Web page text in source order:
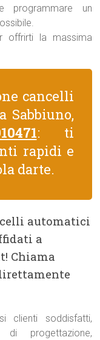
programmare un
offrirti la massima
cancelli
Sabbiuno,
: ti
rapidi e
darte.
automatici
a
Chiama
clienti soddisfatti,
progettazione,